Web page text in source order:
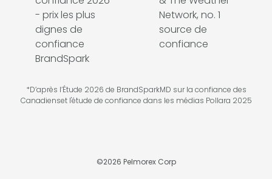
*D’après l’Étude 2026 de BrandSparkMD sur la confiance des
Canadienset l'étude de confiance dans les médias Pollara 2025
©2026 Pelmorex Corp